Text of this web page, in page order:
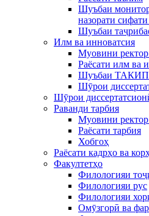
Шуъбаи
назорати
Шуъбаи
Илм ва инноватсия
Муовини
Раёсати илм ва
Шуъбаи ТАКИП
Шӯрои
Шӯрои
Раванди тарбия
Муовини ректор
Раёсати тарбия
Хобгоҳ
Раёсати кадрҳо ва
Факултетҳо
Филологияи
Филологияи рус
Филологияи
Омӯзгорӣ ва